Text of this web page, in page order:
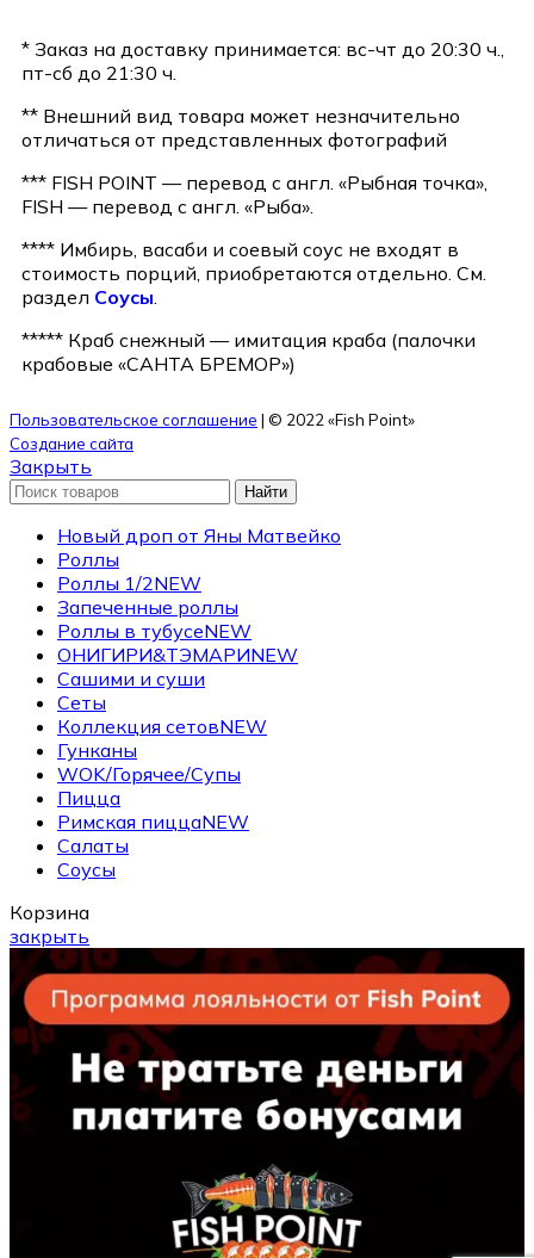
* Заказ на доставку принимается: вс-чт до 20:30 ч.,
пт-сб до 21:30 ч.
** Внешний вид товара может незначительно
отличаться от представленных фотографий
*** FISH POINT — перевод с англ. «Рыбная точка»,
FISH — перевод с англ. «Рыба».
**** Имбирь, васаби и соевый соус не входят в
стоимость порций, приобретаются отдельно. См.
раздел Соусы.
***** Краб снежный — имитация краба (палочки
крабовые «САНТА БРЕМОР»)
Пользовательское соглашение | © 2022 «Fish Point»
Создание сайта
Закрыть
Найти
Новый дроп от Яны Матвейко
Роллы
Роллы 1/2NEW
Запеченные роллы
Роллы в тубусеNEW
ОНИГИРИ&ТЭМАРИNEW
Сашими и суши
Сеты
Коллекция сетовNEW
Гунканы
WOK/Горячее/Супы
Пицца
Римская пиццаNEW
Салаты
Соусы
Корзина
закрыть